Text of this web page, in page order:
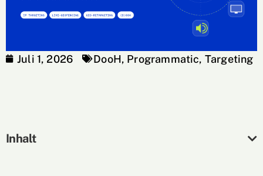
Juli 1, 2026 DooH, Programmatic, Targeting
Inhalt